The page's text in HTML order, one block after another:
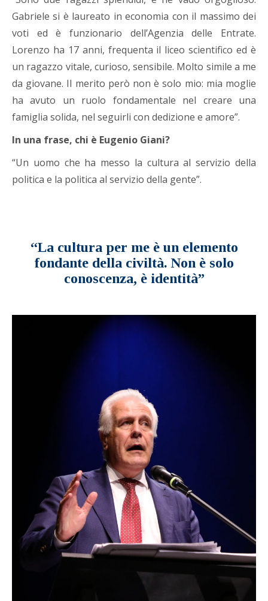
Gabriele si è laureato in economia con il massimo dei
voti ed è funzionario dell’Agenzia delle Entrate.
Lorenzo ha 17 anni, frequenta il liceo scientifico ed è
un ragazzo vitale, curioso, sensibile. Molto simile a me
da giovane. Il merito però non è solo mio: mia moglie
ha avuto un ruolo fondamentale nel creare una
famiglia solida, nel seguirli con dedizione e amore”.
In una frase, chi è Eugenio Giani?
“Un uomo che ha messo la cultura al servizio della
politica e la politica al servizio della gente”.
“La cultura per me è un elemento
fondante della civiltà. Non è solo
conoscenza, è identità”